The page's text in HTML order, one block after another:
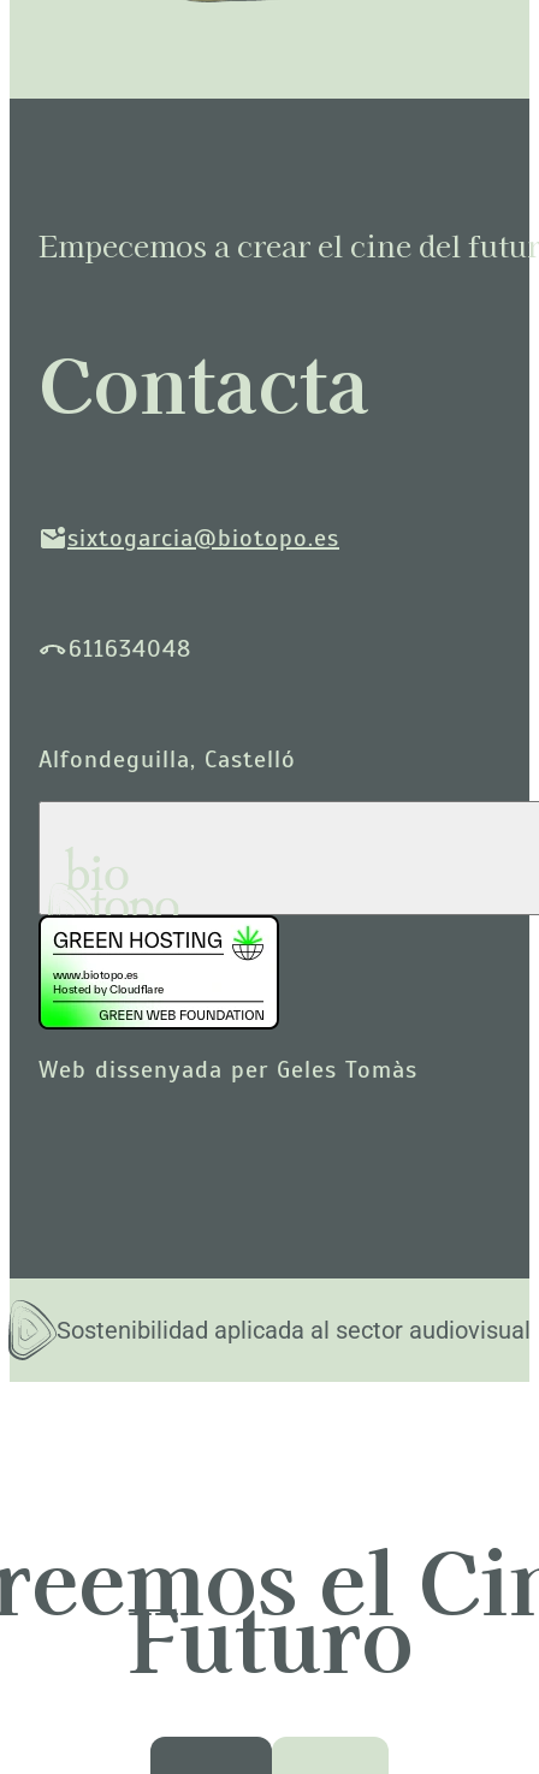
Empecemos a crear el cine del
Contacta
sixtogarcia@biotopo.es
611634048
Alfondeguilla, Castelló
Web dissenyada per Geles Tomàs
Sostenibilidad aplicada al sector audiovisual
el
Futuro